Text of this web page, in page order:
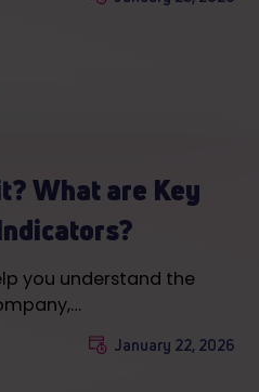
What are Key
you understand the
January 22, 2026